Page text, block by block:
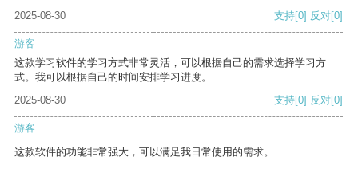
2025-08-30
支持[0] 反对[0]
游客
这款学习软件的学习方式非常灵活，可以根据自己的需求选择学习方
式。我可以根据自己的时间安排学习进度。
2025-08-30
支持[0] 反对[0]
游客
这款软件的功能非常强大，可以满足我日常使用的需求。